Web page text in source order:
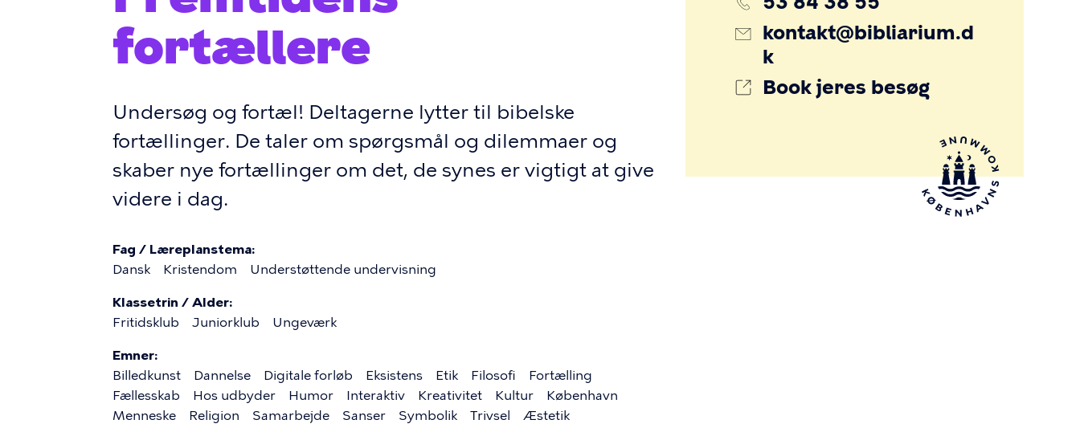
fortællere
kontakt@bibliarium.d
k
Book jeres besøg
Undersøg og fortæl! Deltagerne lytter til bibelske
fortællinger. De taler om spørgsmål og dilemmaer og
skaber nye fortællinger om det, de synes er vigtigt at give
videre i dag.
Fag / Læreplanstema
Dansk
Kristendom Understøttende undervisning
Klassetrin / Alder
Fritidsklub
Juniorklub Ungeværk
Emner
Billedkunst
Dannelse Digitale forløb Eksistens Etik Filosofi
Fortælling
Fællesskab
Hos udbyder Humor Interaktiv Kreativitet Kultur
København
Menneske
Religion Samarbejde Sanser Symbolik Trivsel Æstetik